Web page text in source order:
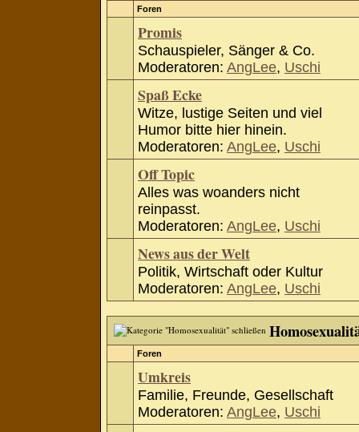
Foren
Promis
Schauspieler, Sänger & Co.
Moderatoren: AngLee, Uschi
Spaß Ecke
Witze, lustige Seiten und viel
Humor bitte hier hinein.
Moderatoren: AngLee, Uschi
Off Topic
Alles was woanders nicht
reinpasst.
Moderatoren: AngLee, Uschi
News aus der Welt
Politik, Wirtschaft oder Kultur
Moderatoren: AngLee, Uschi
Foren
Umkreis
Familie, Freunde, Gesellschaft
Moderatoren: AngLee, Uschi